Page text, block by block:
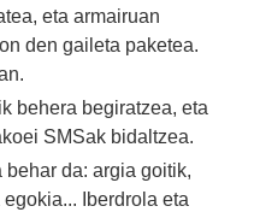
eta armairuan
den gaileta paketea.
behera begiratzea, eta
SMSak bidaltzea.
da: argia goitik,
Iberdrola eta